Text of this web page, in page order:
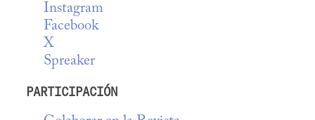
Instagram
Facebook
X
Spreaker
PARTICIPACIÓN